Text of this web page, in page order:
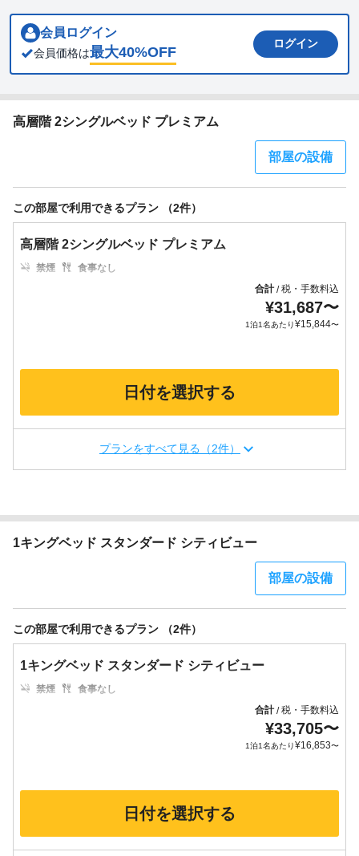
会員ログイン
会員価格は最大40%OFF
ログイン
高層階 2シングルベッド プレミアム
部屋の設備
この部屋で利用できるプラン （2件）
高層階 2シングルベッド プレミアム
禁煙
食事なし
合計/税・手数料込
¥31,687〜
1泊1名あたり¥15,844〜
日付を選択する
プランをすべて見る（2件）
1キングベッド スタンダード シティビュー
部屋の設備
この部屋で利用できるプラン （2件）
1キングベッド スタンダード シティビュー
禁煙
食事なし
合計/税・手数料込
¥33,705〜
1泊1名あたり¥16,853〜
日付を選択する